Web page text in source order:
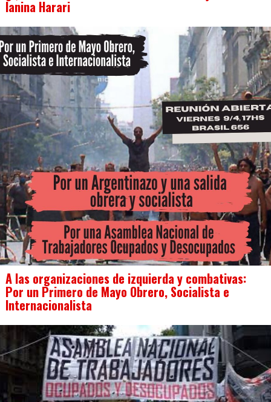
Ianina Harari
A las organizaciones de izquierda y combativas:
Por un Primero de Mayo Obrero, Socialista e
Internacionalista